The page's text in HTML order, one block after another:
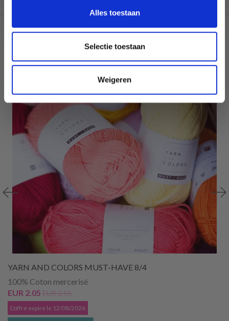
Alles toestaan
Selectie toestaan
Weigeren
?
19% de réduction
YARN AND COLORS MUST-HAVE 8/4
100% Coton mercerisé
EUR 2.05 EUR 2.55
L'offre expire le 12/08/2026